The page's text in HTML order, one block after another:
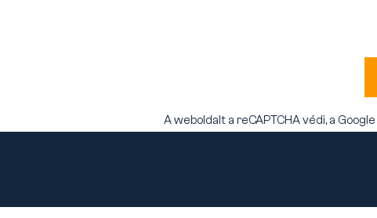
A weboldalt a reCAPTCHA védi, a Google